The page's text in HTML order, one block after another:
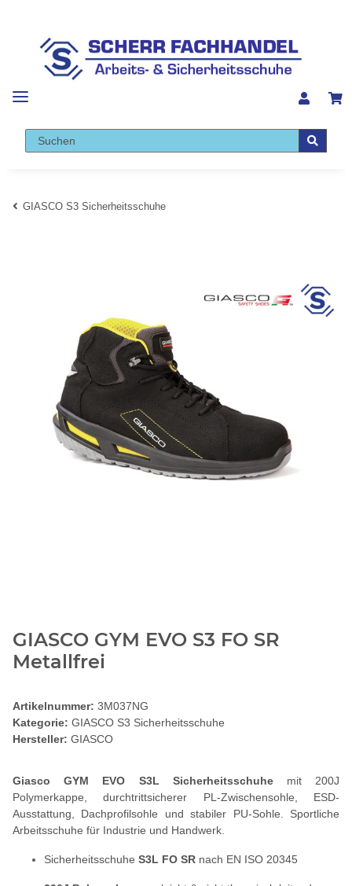
GIASCO S3 Sicherheitsschuhe
GIASCO GYM EVO S3 FO SR
Metallfrei
Artikelnummer: 3M037NG
Kategorie: GIASCO S3 Sicherheitsschuhe
Hersteller: GIASCO
Giasco GYM EVO S3L Sicherheitsschuhemit 200J
Polymerkappe, durchtrittsicherer PL-Zwischensohle, ESD-
Ausstattung, Dachprofilsohle und stabiler PU-Sohle. Sportliche
Arbeitsschuhe für Industrie und Handwerk.
Sicherheitsschuhe S3L FO SR nach EN ISO 20345